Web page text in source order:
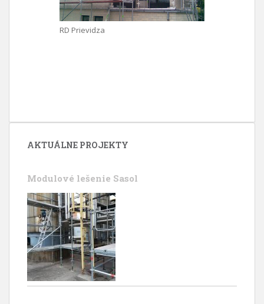
RD Prievidza
AKTUÁLNE PROJEKTY
Modulové lešenie Sasol